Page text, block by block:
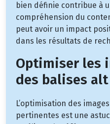
bien définie contribue à
compréhension du
peut avoir un impact
dans les résultats de
Optimiser les
des balises
L’optimisation des
pertinentes est une